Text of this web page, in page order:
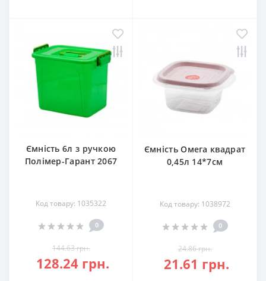
Ємність 6л з ручкою
Полімер-Гарант 2067
Код товару: 1035322
0
144.63 грн.
128.24 грн.
Ємність Омега квадрат
0,45л 14*7см
Код товару: 1038972
0
24.86 грн.
21.61 грн.